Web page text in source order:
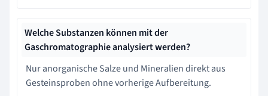
Welche Substanzen können mit der
Gaschromatographie analysiert werden?
Nur anorganische Salze und Mineralien direkt aus
Gesteinsproben ohne vorherige Aufbereitung.